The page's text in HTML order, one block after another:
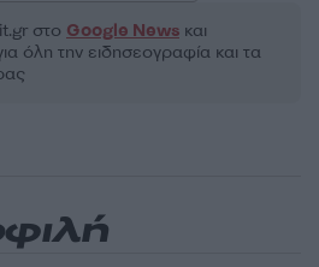
στο Google News και
όλη την ειδησεογραφία και τα